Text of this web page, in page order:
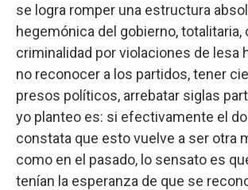
se logra romper una estructura
hegemónica del gobierno, totalitaria,
criminalidad por violaciones de lesa
no reconocer a los partidos, tener
presos políticos, arrebatar siglas
yo planteo es: si efectivamente el
constata que esto vuelve a ser otra
como en el pasado, lo sensato es
tenían la esperanza de que se